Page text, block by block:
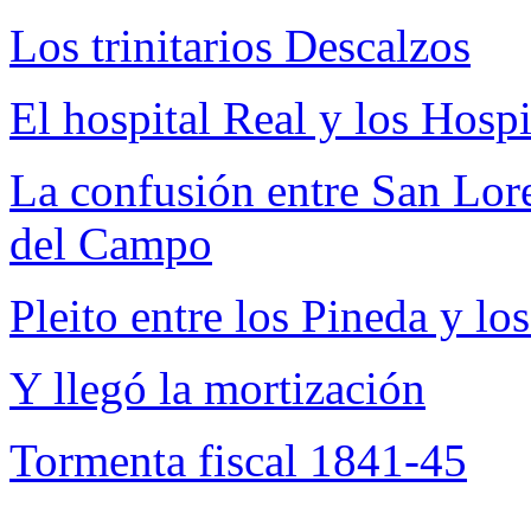
Los trinitarios Descalzos
El hospital Real y los
La confusión entre San
del Campo
Pleito entre los Pineda y
Y llegó la mortización
Tormenta fiscal 1841-45